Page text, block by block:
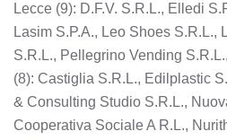
Lecce (9): D.F.V. S.R.L., Elledi
Lasim S.P.A., Leo Shoes S.R.L.,
S.R.L., Pellegrino Vending
(8): Castiglia S.R.L., Edilplastic
& Consulting Studio S.R.L.,
Cooperativa Sociale A R.L.,